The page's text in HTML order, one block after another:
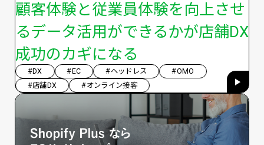
顧客体験と従業員体験を向上させ
るデータ活用ができるかが店舗DX
成功のカギになる
#DX #EC #ヘッドレス
#OMO
#店舗DX
#オンライン接客